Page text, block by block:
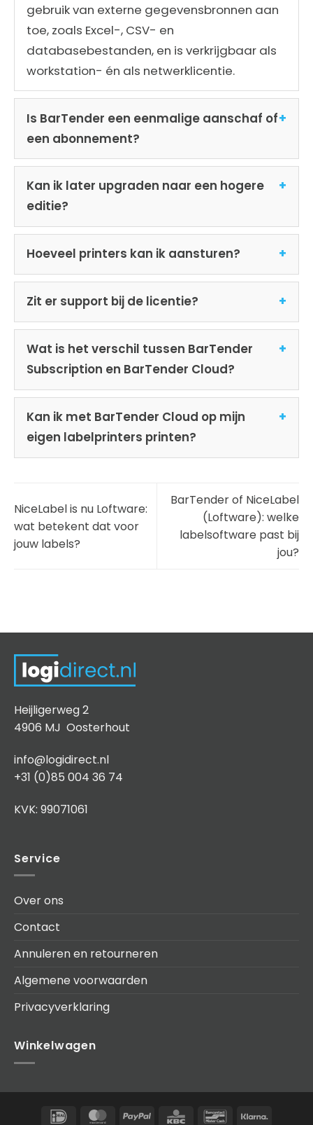
gebruik van externe gegevensbronnen aan
toe, zoals Excel-, CSV- en
databasebestanden, en is verkrijgbaar als
workstation- én als netwerklicentie.
Is BarTender een eenmalige aanschaf of
een abonnement?
Kan ik later upgraden naar een hogere
editie?
Hoeveel printers kan ik aansturen?
Zit er support bij de licentie?
Wat is het verschil tussen BarTender
Subscription en BarTender Cloud?
Kan ik met BarTender Cloud op mijn
eigen labelprinters printen?
NiceLabel is nu Loftware:
wat betekent dat voor
jouw labels?
BarTender of NiceLabel
(Loftware): welke
labelsoftware past bij
jou?
Heijligerweg 2
4906 MJ Oosterhout
info@logidirect.nl
+31 (0)85 004 36 74
KVK: 99071061
Service
Over ons
Contact
Annuleren en retourneren
Algemene voorwaarden
Privacyverklaring
Winkelwagen
IDeal MasterCard
PayPal KBC Bancontact